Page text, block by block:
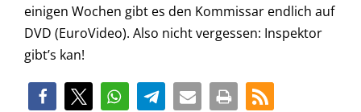
einigen Wochen gibt es den Kommissar endlich auf
DVD (EuroVideo). Also nicht vergessen: Inspektor
gibt’s kan!